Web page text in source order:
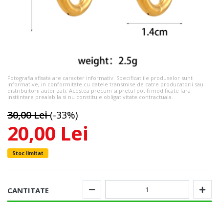
Fotografia afisata are caracter informativ. Specificatiile produselor sunt
informative, in conformitate cu datele transmise de catre producatorii sau
distribuitorii autorizati. Acestea precum si pretul pot fi modificate fara
instiintare prealabila si nu constituie obligativitate contractuala.
30,00 Lei (-33%)
20,00 Lei
Stoc limitat
CANTITATE